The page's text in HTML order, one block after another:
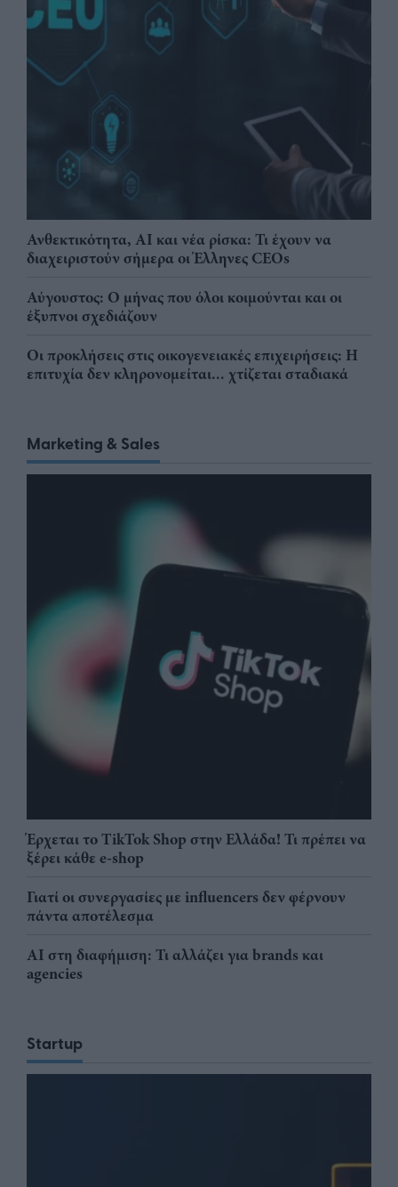
Ανθεκτικότητα, AI και νέα ρίσκα: Τι έχουν να
διαχειριστούν σήμερα οι Έλληνες CEOs
Αύγουστος: Ο μήνας που όλοι κοιμούνται και οι
έξυπνοι σχεδιάζουν
Οι προκλήσεις στις οικογενειακές επιχειρήσεις: Η
επιτυχία δεν κληρονομείται... χτίζεται σταδιακά
Marketing & Sales
Έρχεται το TikTok Shop στην Ελλάδα! Τι πρέπει να
ξέρει κάθε e-shop
Γιατί οι συνεργασίες με influencers δεν φέρνουν
πάντα αποτέλεσμα
AI στη διαφήμιση: Τι αλλάζει για brands και
agencies
Startup